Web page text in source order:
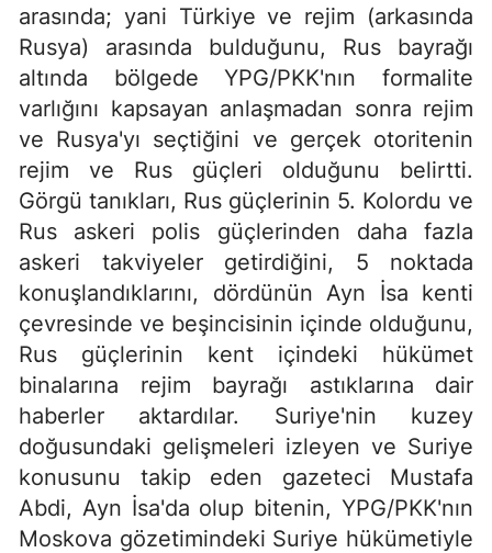
arasında; yani Türkiye ve rejim (arkasında
Rusya) arasında bulduğunu, Rus bayrağı
altında bölgede YPG/PKK'nın formalite
varlığını kapsayan anlaşmadan sonra rejim
ve Rusya'yı seçtiğini ve gerçek otoritenin
rejim ve Rus güçleri olduğunu belirtti.
Görgü tanıkları, Rus güçlerinin 5. Kolordu ve
Rus askeri polis güçlerinden daha fazla
askeri takviyeler getirdiğini, 5 noktada
konuşlandıklarını, dördünün Ayn İsa kenti
çevresinde ve beşincisinin içinde olduğunu,
Rus güçlerinin kent içindeki hükümet
binalarına rejim bayrağı astıklarına dair
haberler aktardılar. Suriye'nin kuzey
doğusundaki gelişmeleri izleyen ve Suriye
konusunu takip eden gazeteci Mustafa
Abdi, Ayn İsa'da olup bitenin, YPG/PKK'nın
Moskova gözetimindeki Suriye hükümetiyle